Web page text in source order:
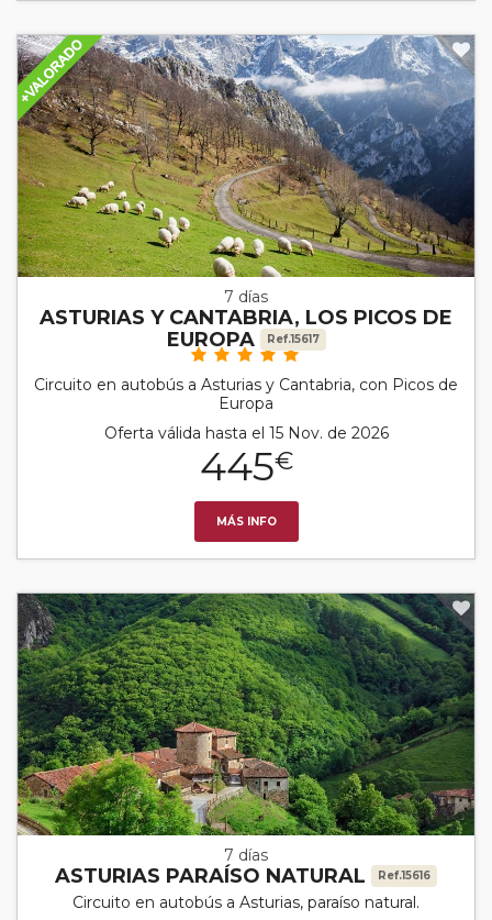
7 días
ASTURIAS Y CANTABRIA, LOS PICOS DE
EUROPA
Ref.15617
Circuito en autobús a Asturias y Cantabria, con Picos de
Europa
Oferta válida hasta el 15 Nov. de 2026
445€
MÁS INFO
7 días
ASTURIAS PARAÍSO NATURAL Ref.15616
Circuito en autobús a Asturias, paraíso natural.